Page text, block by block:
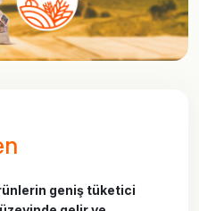
geniş tüketici